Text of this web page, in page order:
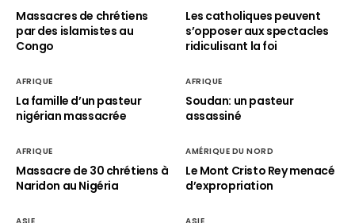
Massacres de chrétiens
par des islamistes au
Congo
Les catholiques peuvent
s’opposer aux spectacles
ridiculisant la foi
AFRIQUE
La famille d’un pasteur
nigérian massacrée
AFRIQUE
Soudan: un pasteur
assassiné
AFRIQUE
Massacre de 30 chrétiens à
Naridon au Nigéria
AMÉRIQUE DU NORD
Le Mont Cristo Rey menacé
d’expropriation